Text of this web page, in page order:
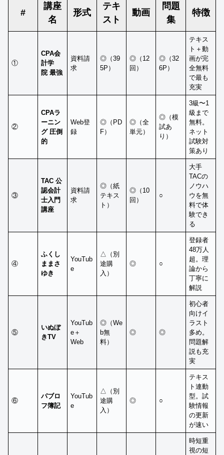
#
講座
名
形式
テキ
スト
動画
問題
集
特徴
①
CPA会
計学
院 最強
資料請
求
◎（39
5P）
◎（12
回）
◎（32
6P）
テキス
ト＋動
画が完
全無料
で最も
充実
②
CPAラ
ーニン
グ 圧倒
的
Web登
録
◎（PD
F）
◎（全
単元）
◎（模
試あ
り）
3級〜1
級まで
無料。
ネット
試験対
策あり
③
TAC 公
認会計
士入門
講座
資料請
求
◎（紙
テキス
ト）
◎（10
回）
○
大手
TACの
ノウハ
ウを無
料で体
験でき
る
④
ふくし
ままさ
ゆき
YouTub
e
△（別
途購
入）
◎ ○
登録者
48万人
超。理
論から
丁寧に
解説
⑤
いぬぼ
きTV
YouTub
e＋
Web
◎（We
b無
料）
◎ ◎
初心者
向けイ
ラスト
多め。
問題解
説も充
実
⑥
パブロ
フ簿記
YouTub
e
△（別
途購
入）
◎ ○
テキス
ト連動
型。試
験情報
の更新
が速い
時短重
視の短